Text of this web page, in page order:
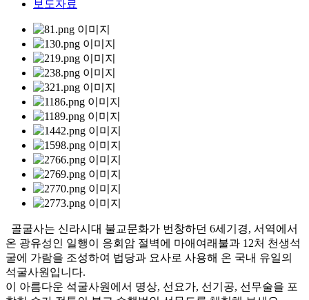
보도자료
골굴사는 신라시대 불교문화가 번창하던 6세기경, 서역에서
온 광유성인 일행이 응회암 절벽에 마애여래불과 12처 천생석
굴에 가람을 조성하여 법당과 요사로 사용해 온 국내 유일의
석굴사원입니다.
이 아름다운 석굴사원에서 명상, 선요가, 선기공, 선무술을 포